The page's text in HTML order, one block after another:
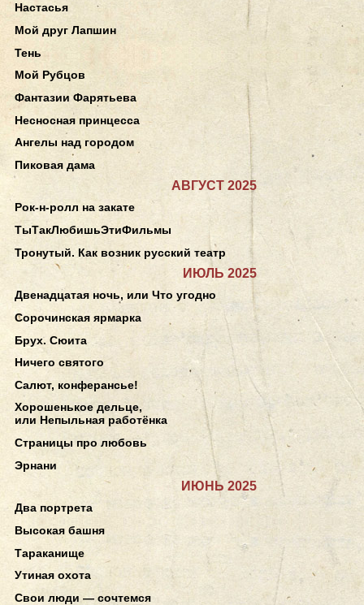
Настасья
Мой друг Лапшин
Тень
Мой Рубцов
Фантазии Фарятьева
Несносная принцесса
Ангелы над городом
Пиковая дама
АВГУСТ 2025
Рок-н-ролл на закате
ТыТакЛюбишьЭтиФильмы
Тронутый. Как возник русский театр
ИЮЛЬ 2025
Двенадцатая ночь, или Что угодно
Сорочинская ярмарка
Брух. Сюита
Ничего святого
Салют, конферансье!
Хорошенькое дельце,
или Непыльная работёнка
Страницы про любовь
Эрнани
ИЮНЬ 2025
Два портрета
Высокая башня
Тараканище
Утиная охота
Свои люди — сочтемся